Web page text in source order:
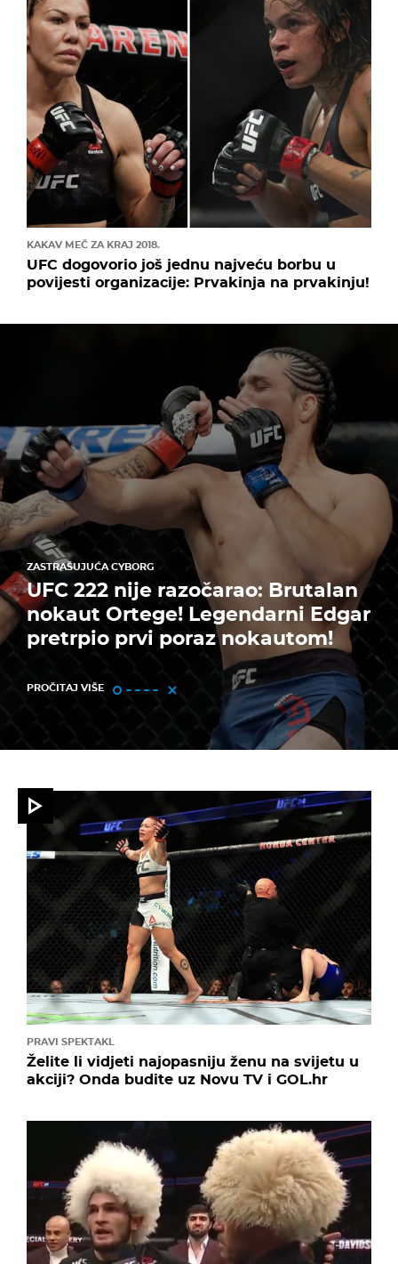
KAKAV MEČ ZA KRAJ 2018.
UFC dogovorio još jednu najveću borbu u
povijesti organizacije: Prvakinja na prvakinju!
ZASTRAŠUJUĆA CYBORG
UFC 222 nije razočarao: Brutalan
nokaut Ortege! Legendarni Edgar
pretrpio prvi poraz nokautom!
PROČITAJ VIŠE
PRAVI SPEKTAKL
Želite li vidjeti najopasniju ženu na svijetu u
akciji? Onda budite uz Novu TV i GOL.hr